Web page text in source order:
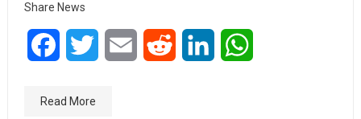
Share News
FacebookTwitter Email Reddit LinkedIn
Read More